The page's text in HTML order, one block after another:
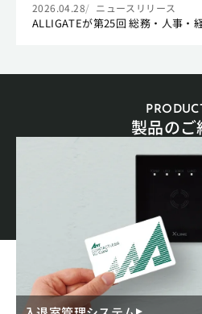
2026.04.28 ニュースリリース
ALLIGATEが第25回 総務・人事・
製品のご